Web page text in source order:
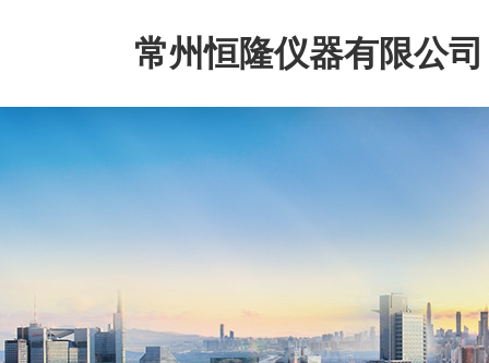
常州恒隆仪器有限公司